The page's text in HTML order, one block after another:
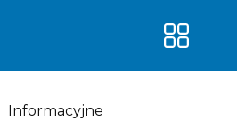
Informacyjne